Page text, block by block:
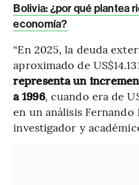
Bolivia: ¿por qué plantea
economía?
“En 2025, la deuda
aproximado de
representa un
a 1996, cuando era de
en un análisis
investigador y